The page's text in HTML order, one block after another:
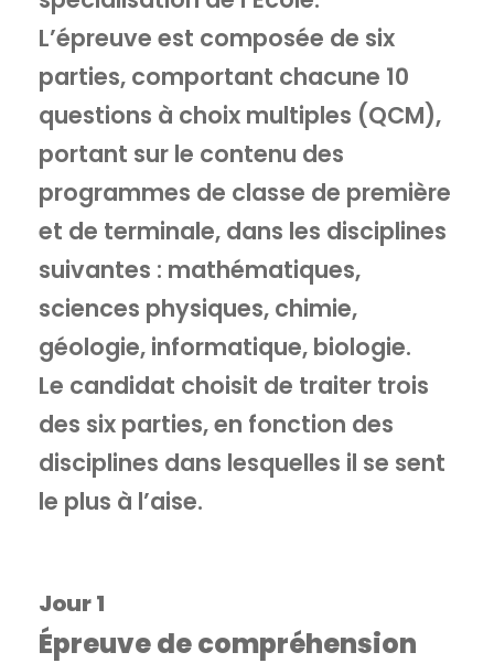
L’épreuve est composée de six
parties, comportant chacune 10
questions à choix multiples (QCM),
portant sur le contenu des
programmes de classe de première
et de terminale, dans les disciplines
suivantes : mathématiques,
sciences physiques, chimie,
géologie, informatique, biologie.
Le candidat choisit de traiter trois
des six parties, en fonction des
disciplines dans lesquelles il se sent
le plus à l’aise.
Jour 1
Épreuve de compréhension